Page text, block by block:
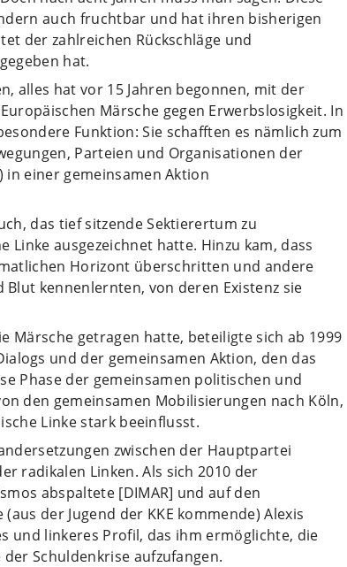
auch fruchtbar und hat ihren bisherigen
der zahlreichen Rückschläge und
hat.
alles hat vor 15 Jahren begonnen, mit der
Märsche gegen Erwerbslosigkeit. In
Funktion: Sie schafften es nämlich zum
Parteien und Organisationen der
in einer gemeinsamen Aktion
das tief sitzende Sektierertum zu
Linke ausgezeichnet hatte. Hinzu kam, dass
Horizont überschritten und andere
kennenlernten, von deren Existenz sie
Märsche getragen hatte, beteiligte sich ab 1999
und der gemeinsamen Aktion, den das
Phase der gemeinsamen politischen und
den gemeinsamen Mobilisierungen nach Köln,
Linke stark beeinflusst.
zwischen der Hauptpartei
radikalen Linken. Als sich 2010 der
abspaltete [DIMAR] und auf den
der Jugend der KKE kommende) Alexis
und linkeres Profil, das ihm ermöglichte, die
Schuldenkrise aufzufangen.